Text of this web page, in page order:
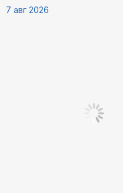
7 авг 2026